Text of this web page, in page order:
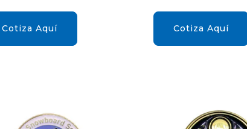
Cotiza Aquí Cotiza Aquí